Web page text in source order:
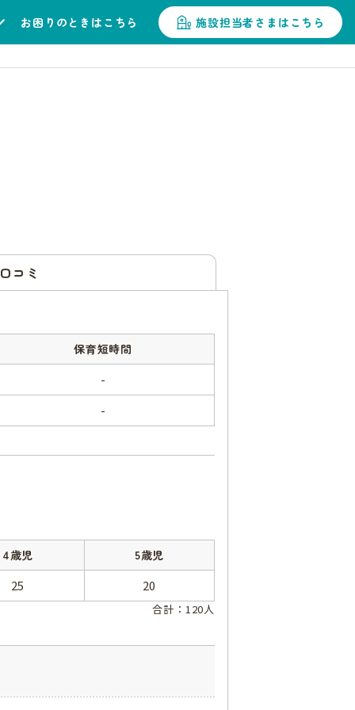
お困りのときはこちら 施設担当者さまはこちら
口コミ
保育短時間
-
-
4歳児 5歳児
25 20
合計：120人